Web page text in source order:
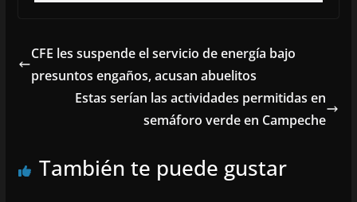
CFE les suspende el servicio de energía bajo
presuntos engaños, acusan abuelitos
Estas serían las actividades permitidas en
semáforo verde en Campeche
También te puede gustar